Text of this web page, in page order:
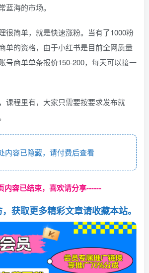
蓝海的市场。
很简单，就是快速涨粉。当有了1000粉
单的资格，由于小红书是目前全网质量
号商单单条报价150-200，每天可以接一
课程里有，大家只需要按要求发布就
内容已隐藏，请付费后查看
内容已结束，喜欢请分享------
获取更多精彩文章请收藏本站。